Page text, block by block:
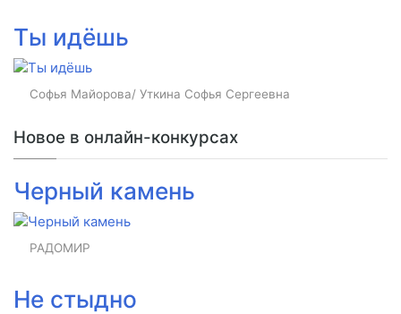
Ты идёшь
Софья Майорова/ Уткина Софья Сергеевна
Новое в онлайн-конкурсах
Черный камень
РАДОМИР
Не стыдно